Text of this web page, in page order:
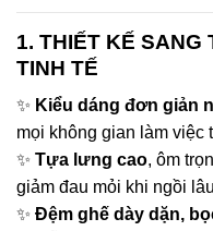
1. THIẾT KẾ SANG
TINH TẾ
✨ Kiểu dáng đơn giản
mọi không gian làm việc
✨ Tựa lưng cao, ôm
giảm đau mỏi khi ngồi
✨ Đệm ghế dày dặn,